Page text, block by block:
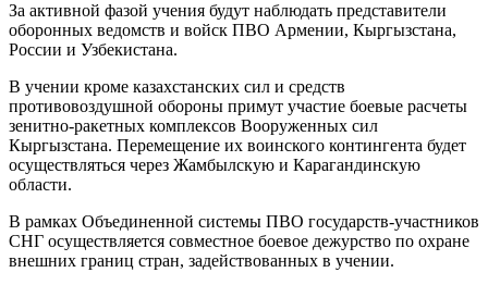
За активной фазой учения будут наблюдать представители
оборонных ведомств и войск ПВО Армении, Кыргызстана,
России и Узбекистана.
В учении кроме казахстанских сил и средств
противовоздушной обороны примут участие боевые расчеты
зенитно-ракетных комплексов Вооруженных сил
Кыргызстана. Перемещение их воинского контингента будет
осуществляться через Жамбылскую и Карагандинскую
области.
В рамках Объединенной системы ПВО государств-участников
СНГ осуществляется совместное боевое дежурство по охране
внешних границ стран, задействованных в учении.